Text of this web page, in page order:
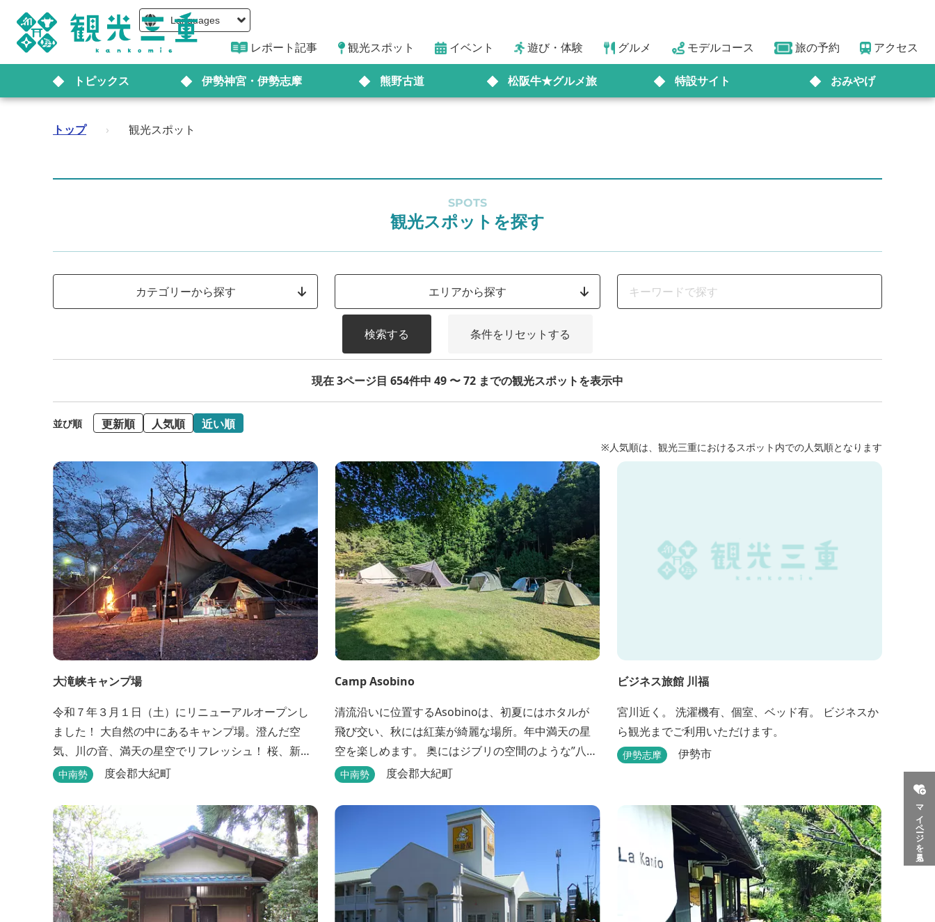
Languages
レポート記事 観光スポット イベント 遊び・体験 グルメ モデルコース 旅の予約 アクセス
トピックス 伊勢神宮・伊勢志摩 熊野古道 松阪牛★グルメ旅 特設サイト おみやげ
マイページを見る
トップ › 観光スポット
SPOTS
観光スポットを探す
カテゴリーから探す エリアから探す
検索する 条件をリセットする
現在 3ページ目 654件中 49 〜 72 までの観光スポットを表示中
並び順 更新順 人気順 近い順
※人気順は、観光三重におけるスポット内での人気順となります
大滝峡キャンプ場
令和７年３月１日（土）にリニューアルオープンし
ました！ 大自然の中にあるキャンプ場。澄んだ空
気、川の音、満天の星空でリフレッシュ！ 桜、新
緑、紅葉と四季折々の景色を楽しむことができま
好アクセス！ 今年の営業は１２月１４日（日）まで
です！来年は３月１日（日）からの営業となります
のでよろしくお願いします！ ソロサイト・オートテ
ント...
中南勢 度会郡大紀町
Camp Asobino
清流沿いに位置するAsobinoは、初夏にはホタルが
飛び交い、秋には紅葉が綺麗な場所。年中満天の星
空を楽しめます。 奥にはジブリの空間のような”八重
谷湧水”、 他にも小さい鍾乳洞ですが太古を想像させ
wi-fi完備。テントサウナもご利用いただけます。 ま
た近くには廃校を活用した「阿曽温泉」もありま
中南勢 度会郡大紀町
ビジネス旅館 川福
宮川近く。 洗濯機有、個室、ベッド有。 ビジネスか
ら観光までご利用いただけます。
伊勢志摩 伊勢市